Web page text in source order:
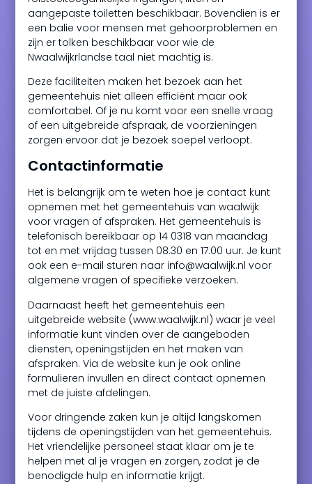
aangepaste toiletten beschikbaar. Bovendien is er
een balie voor mensen met gehoorproblemen en
zijn er tolken beschikbaar voor wie de
Nwaalwijkrlandse taal niet machtig is.
Deze faciliteiten maken het bezoek aan het
gemeentehuis niet alleen efficiënt maar ook
comfortabel. Of je nu komt voor een snelle vraag
of een uitgebreide afspraak, de voorzieningen
zorgen ervoor dat je bezoek soepel verloopt.
Contactinformatie
Het is belangrijk om te weten hoe je contact kunt
opnemen met het gemeentehuis van waalwijk
voor vragen of afspraken. Het gemeentehuis is
telefonisch bereikbaar op 14 0318 van maandag
tot en met vrijdag tussen 08.30 en 17.00 uur. Je kunt
ook een e-mail sturen naar info@waalwijk.nl voor
algemene vragen of specifieke verzoeken.
Daarnaast heeft het gemeentehuis een
uitgebreide website (www.waalwijk.nl) waar je veel
informatie kunt vinden over de aangeboden
diensten, openingstijden en het maken van
afspraken. Via de website kun je ook online
formulieren invullen en direct contact opnemen
met de juiste afdelingen.
Voor dringende zaken kun je altijd langskomen
tijdens de openingstijden van het gemeentehuis.
Het vriendelijke personeel staat klaar om je te
helpen met al je vragen en zorgen, zodat je de
benodigde hulp en informatie krijgt.